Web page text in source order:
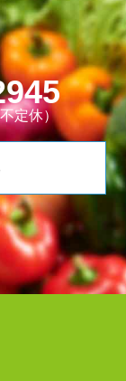
定休）